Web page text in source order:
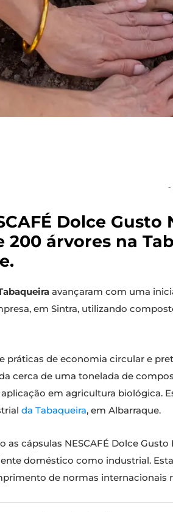
-
Dolce
200 árvores na
avançaram com uma
em Sintra, utilizando
práticas de economia circular e
cerca de uma tonelada de
em agricultura biológica.
da Tabaqueira, em Albarraque.
cápsulas NESCAFÉ Dolce
doméstico como industrial.
de normas